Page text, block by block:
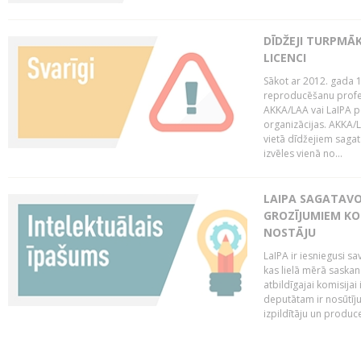
DĪDŽEJI
LICENCI
Sākot ar 2012. gada
reproducēšanu
AKKA/LAA vai LaIPA
organizācijas.
vietā dīdžejiem
izvēles vienā no...
LAIPA
GROZĪJUMIEM
NOSTĀJU
LaIPA ir iesniegusi
kas lielā mērā
atbildīgajai komisijai
deputātam ir
izpildītāju un